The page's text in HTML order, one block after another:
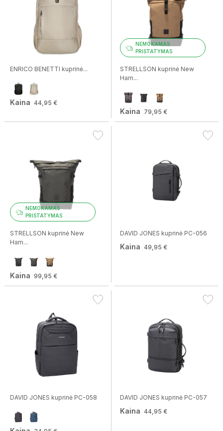
ENRICO BENETTI kuprinė...
Kaina 44,95 €
NEMOKAMAS
PRISTATYMAS
STRELLSON kuprinė New
Ham...
Kaina 79,95 €
NEMOKAMAS
PRISTATYMAS
STRELLSON kuprinė New
Ham...
Kaina 99,95 €
DAVID JONES kuprinė PC-056
Kaina 49,95 €
DAVID JONES kuprinė PC-058 DAVID JONES kuprinė PC-057
Kaina 44,95 €